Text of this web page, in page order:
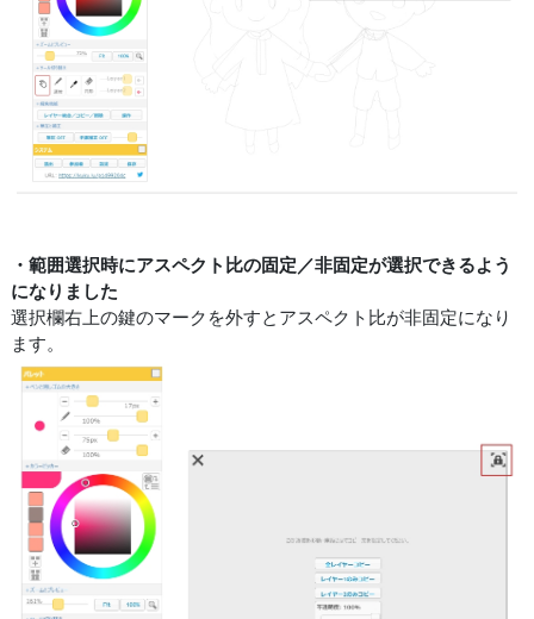
・範囲選択時にアスペクト比の固定／非固定が選択できるよう
になりました
選択欄右上の鍵のマークを外すとアスペクト比が非固定になり
ます。